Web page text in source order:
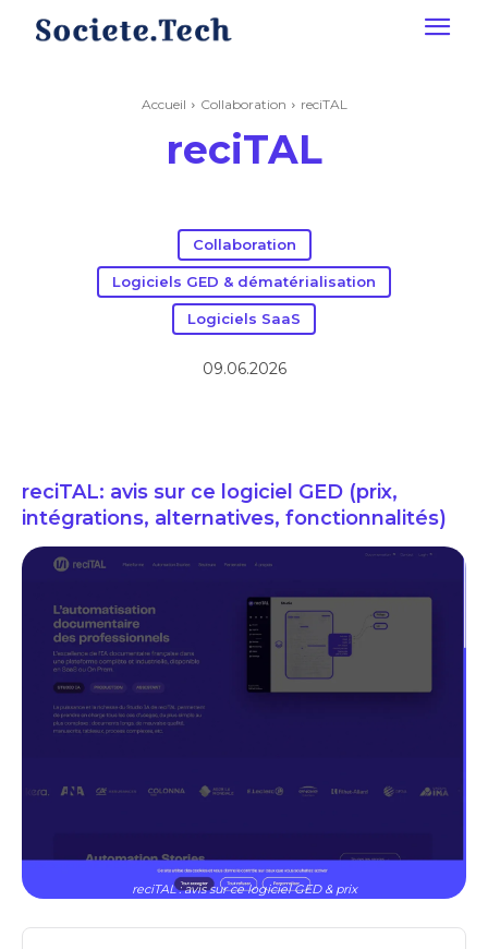
Accueil Collaboration reciTAL
reciTAL
Collaboration
Logiciels GED & dématérialisation
Logiciels SaaS
09.06.2026
reciTAL: avis sur ce logiciel GED (prix,
intégrations, alternatives, fonctionnalités)
reciTAL : avis sur ce logiciel GED & prix